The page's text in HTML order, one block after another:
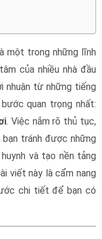
một trong những lĩnh
của nhiều nhà đầu
nhuận từ những tiếng
quan trọng nhất:
. Việc nắm rõ thủ tục,
tránh được những
và tạo nền tảng
viết này là cẩm nang
chi tiết để bạn có